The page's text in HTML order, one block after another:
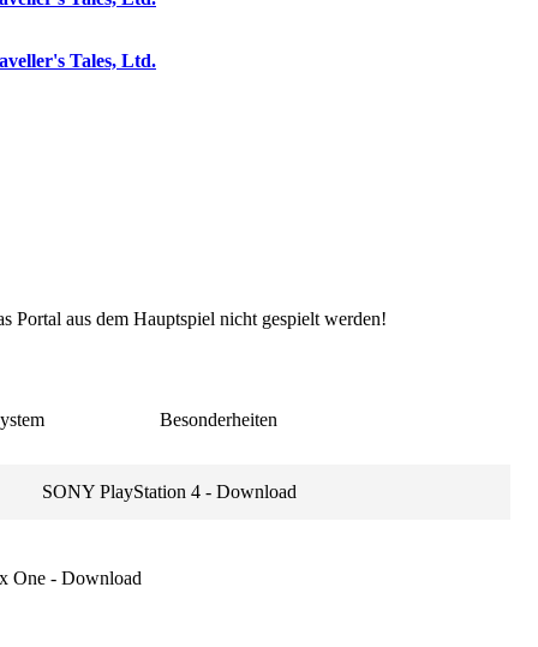
Tales, Ltd.
Portal aus dem Hauptspiel nicht gespielt werden!
Besonderheiten
SONY PlayStation 4 - Download
One - Download